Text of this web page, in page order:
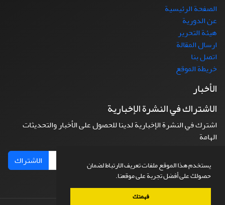
يستخدم هذا الموقع ملفات تعريف الارتباط لضمان
حصولك على أفضل تجربة على موقعنا.
فهمتك
الصفحة الرئيسية
عن الدورية
هيئة التحرير
ارسال المقالة
اتصل بنا
خريطة الموقع
الأخبار
الاشتراك في النشرة الإخبارية
اشترك في النشرة الإخبارية لدينا للحصول على الأخبار والتحديثات
الهامة
الاشتراك